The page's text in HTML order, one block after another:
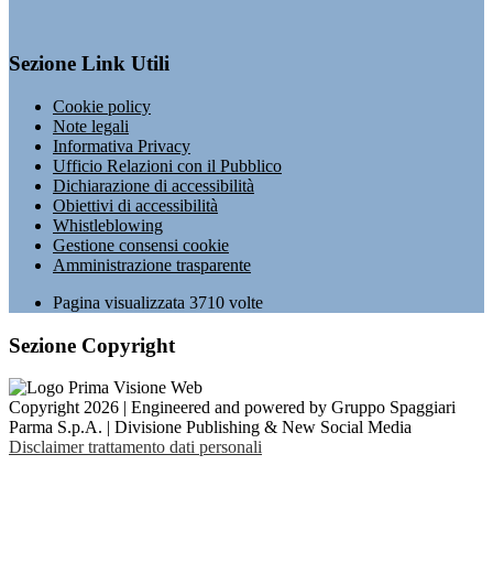
Sezione Link Utili
Cookie policy
Note legali
Informativa Privacy
Ufficio Relazioni con il Pubblico
Dichiarazione di accessibilità
Obiettivi di accessibilità
Whistleblowing
Gestione consensi cookie
Amministrazione trasparente
Pagina visualizzata 3710 volte
Sezione Copyright
Copyright 2026 | Engineered and powered by Gruppo Spaggiari
Parma S.p.A. | Divisione Publishing & New Social Media
Disclaimer trattamento dati personali